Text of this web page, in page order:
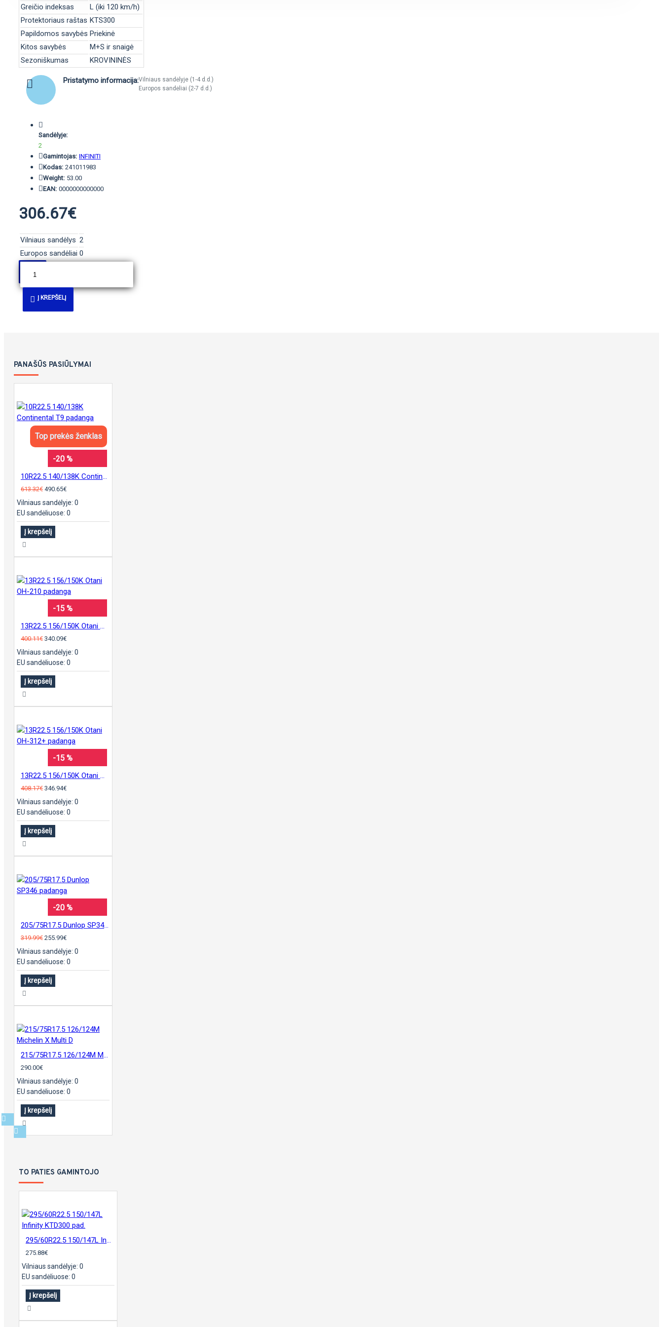
Greičio indeksas
L (iki 120 km/h)
Protektoriaus raštas KTS300
Papildomos savybės Priekinė
Kitos savybės
M+S ir snaigė
Sezoniškumas
KROVININĖS
Pristatymo informacija:Vilniaus sandėlyje (1-4 d.d.)
Europos sandėliai (2-7 d.d.)
Sandėlyje:
2
Gamintojas: INFINITI
Kodas: 241011983
Weight: 53.00
EAN: 0000000000000
306.67€
Vilniaus sandėlys 2
Europos sandėliai 0
Į KREPŠELĮ
PANAŠŪS PASIŪLYMAI
Top prekės ženklas
-20 %
10R22.5 140/138K Continental T9 padanga
613.32€ 490.65€
Vilniaus sandėlyje: 0
EU sandėliuose: 0
Į krepšelį
-15 %
13R22.5 156/150K Otani OH-210 padanga
400.11€ 340.09€
Vilniaus sandėlyje: 0
EU sandėliuose: 0
Į krepšelį
-15 %
13R22.5 156/150K Otani OH-312+ padanga
408.17€ 346.94€
Vilniaus sandėlyje: 0
EU sandėliuose: 0
Į krepšelį
-20 %
205/75R17.5 Dunlop SP346 padanga
319.99€ 255.99€
Vilniaus sandėlyje: 0
EU sandėliuose: 0
Į krepšelį
215/75R17.5 126/124M Michelin X Multi D
290.00€
Vilniaus sandėlyje: 0
EU sandėliuose: 0
Į krepšelį
TO PATIES GAMINTOJO
295/60R22.5 150/147L Infinity KTD300 pad.
275.88€
Vilniaus sandėlyje: 0
EU sandėliuose: 0
Į krepšelį